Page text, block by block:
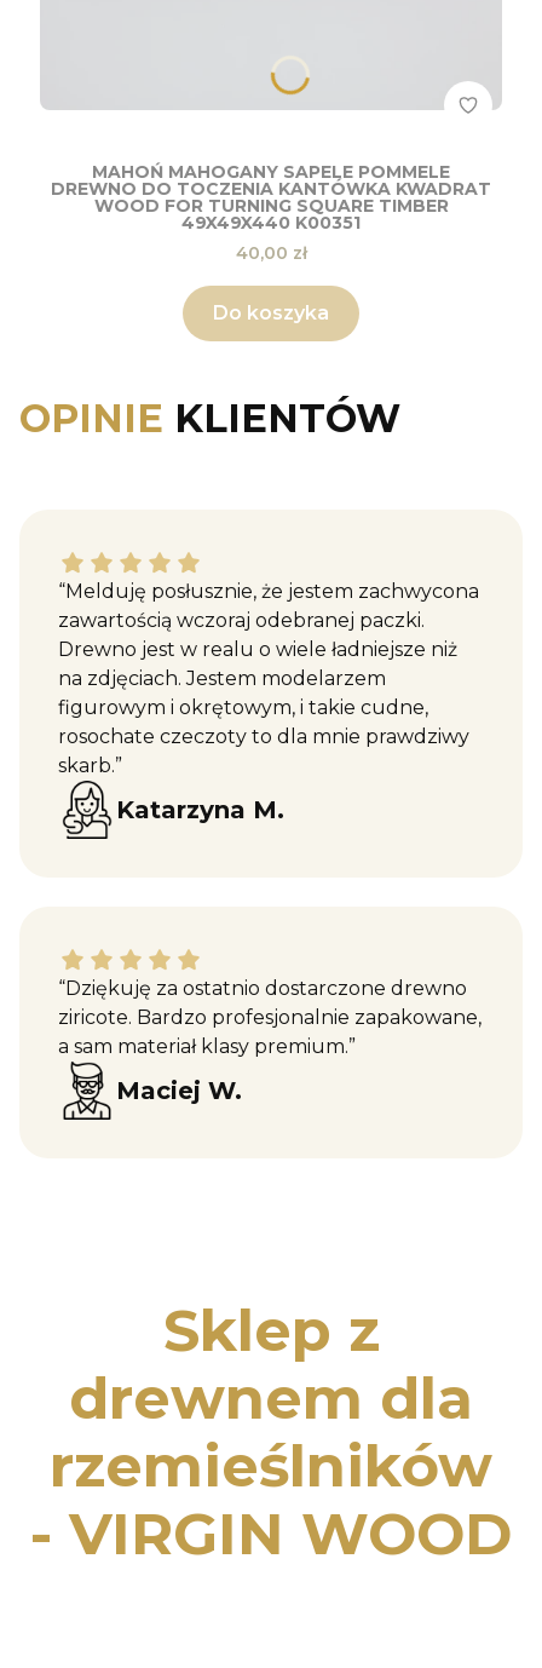
MAHOŃ MAHOGANY SAPELE POMMELE
DREWNO DO TOCZENIA KANTÓWKA KWADRAT
WOOD FOR TURNING SQUARE TIMBER
49X49X440 K00351
Cena
40,00 zł
Do koszyka
OPINIE KLIENTÓW
Katarzyna M. dał ocenę: 5
“Melduję posłusznie, że jestem zachwycona
zawartością wczoraj odebranej paczki.
Drewno jest w realu o wiele ładniejsze niż
na zdjęciach. Jestem modelarzem
figurowym i okrętowym, i takie cudne,
rosochate czeczoty to dla mnie prawdziwy
skarb.”
Katarzyna M.
Maciej W. dał ocenę: 5
“Dziękuję za ostatnio dostarczone drewno
ziricote. Bardzo profesjonalnie zapakowane,
a sam materiał klasy premium.”
Maciej W.
Sklep z
drewnem dla
rzemieślników
- VIRGIN WOOD